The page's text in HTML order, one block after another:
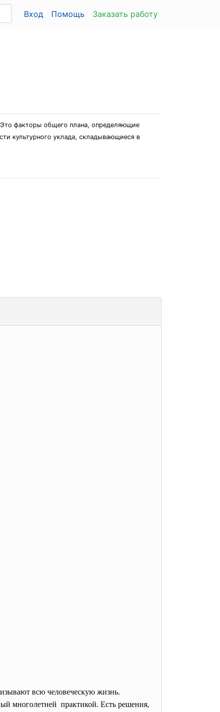
Вход Помощь Заказать работу
факторы общего плана, определяющие
культурного уклада, складывающиеся в
всю человеческую жизнь.
многолетней практикой. Есть решения,